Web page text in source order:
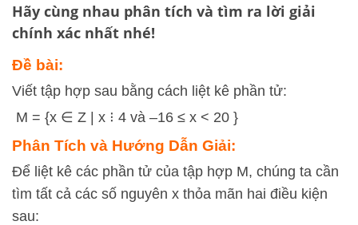
Hãy cùng nhau phân tích và tìm ra lời giải
chính xác nhất nhé!
Đề bài:
Viết tập hợp sau bằng cách liệt kê phần tử:
M = {x ∈ Z | x ⁝ 4 và –16 ≤ x < 20 }
Phân Tích và Hướng Dẫn Giải:
Để liệt kê các phần tử của tập hợp M, chúng ta cần
tìm tất cả các số nguyên x thỏa mãn hai điều kiện
sau: